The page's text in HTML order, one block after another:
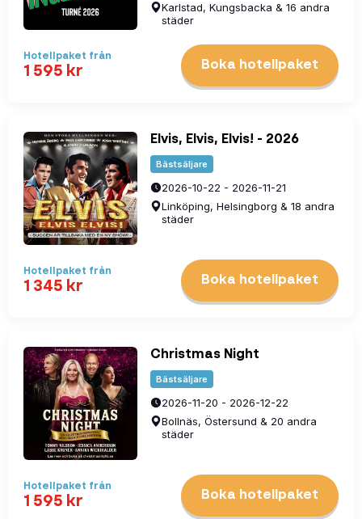
Karlstad, Kungsbacka & 16 andra
städer
Hotellpaket från
1 595 kr Boka hotellpaket
Elvis, Elvis, Elvis! - 2026
Bästsäljare
2026-10-22 - 2026-11-21
Linköping, Helsingborg & 18 andra
städer
Hotellpaket från
1 345 kr Boka hotellpaket
Christmas Night
Bästsäljare
2026-11-20 - 2026-12-22
Bollnäs, Östersund & 20 andra
städer
Hotellpaket från
1 595 kr Boka hotellpaket